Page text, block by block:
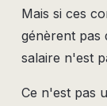
Mais si ces
génèrent pas
salaire n'est
Ce n'est pas